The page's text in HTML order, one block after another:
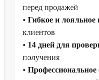
перед продажей
• Гибкое и лояльное
клиентов
• 14 дней для
получения
•